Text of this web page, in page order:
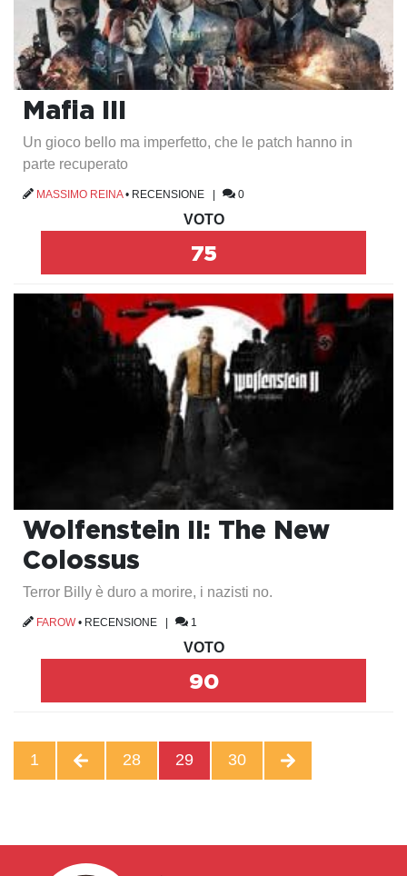
Mafia III
Un gioco bello ma imperfetto, che le patch hanno in
parte recuperato
MASSIMO REINA• RECENSIONE | 0
VOTO
75
Wolfenstein II: The New
Colossus
Terror Billy è duro a morire, i nazisti no.
FAROW• RECENSIONE | 1
VOTO
90
1 28 29 30